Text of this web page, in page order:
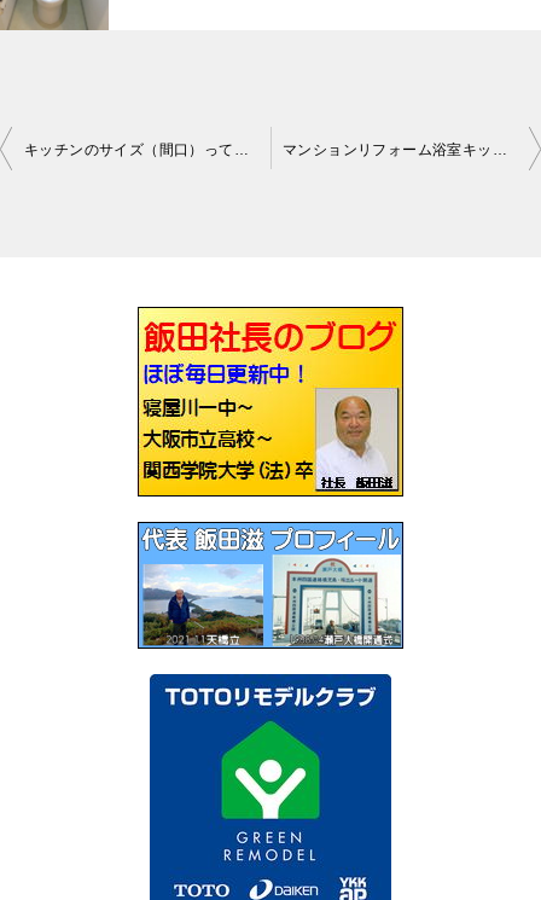
ゲ
ー
シ
ョ
ン
キッチンのサイズ（間口）って枚方 マンションリフォーム浴室キッチン洗面を解体処分しました枚方